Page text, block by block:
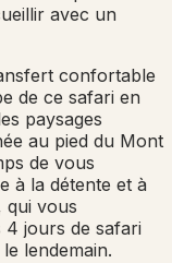
avec un
confortable
de ce safari en
paysages
au pied du Mont
de vous
à la détente et à
qui vous
4 jours de safari
lendemain.